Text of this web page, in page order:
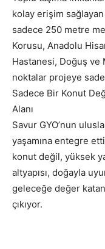
kolay erişim
sadece 250 metre
Korusu, Anadolu
Hastanesi, Doğuş
noktalar projeye
Sadece Bir Konut
Alanı
Savur GYO’nun
yaşamına entegre
konut değil, yüksek
altyapısı, doğayla
geleceğe değer
çıkıyor.